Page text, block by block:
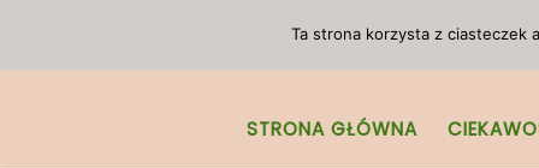
STRONA GŁÓWNA
Ta strona korzysta z ciasteczek